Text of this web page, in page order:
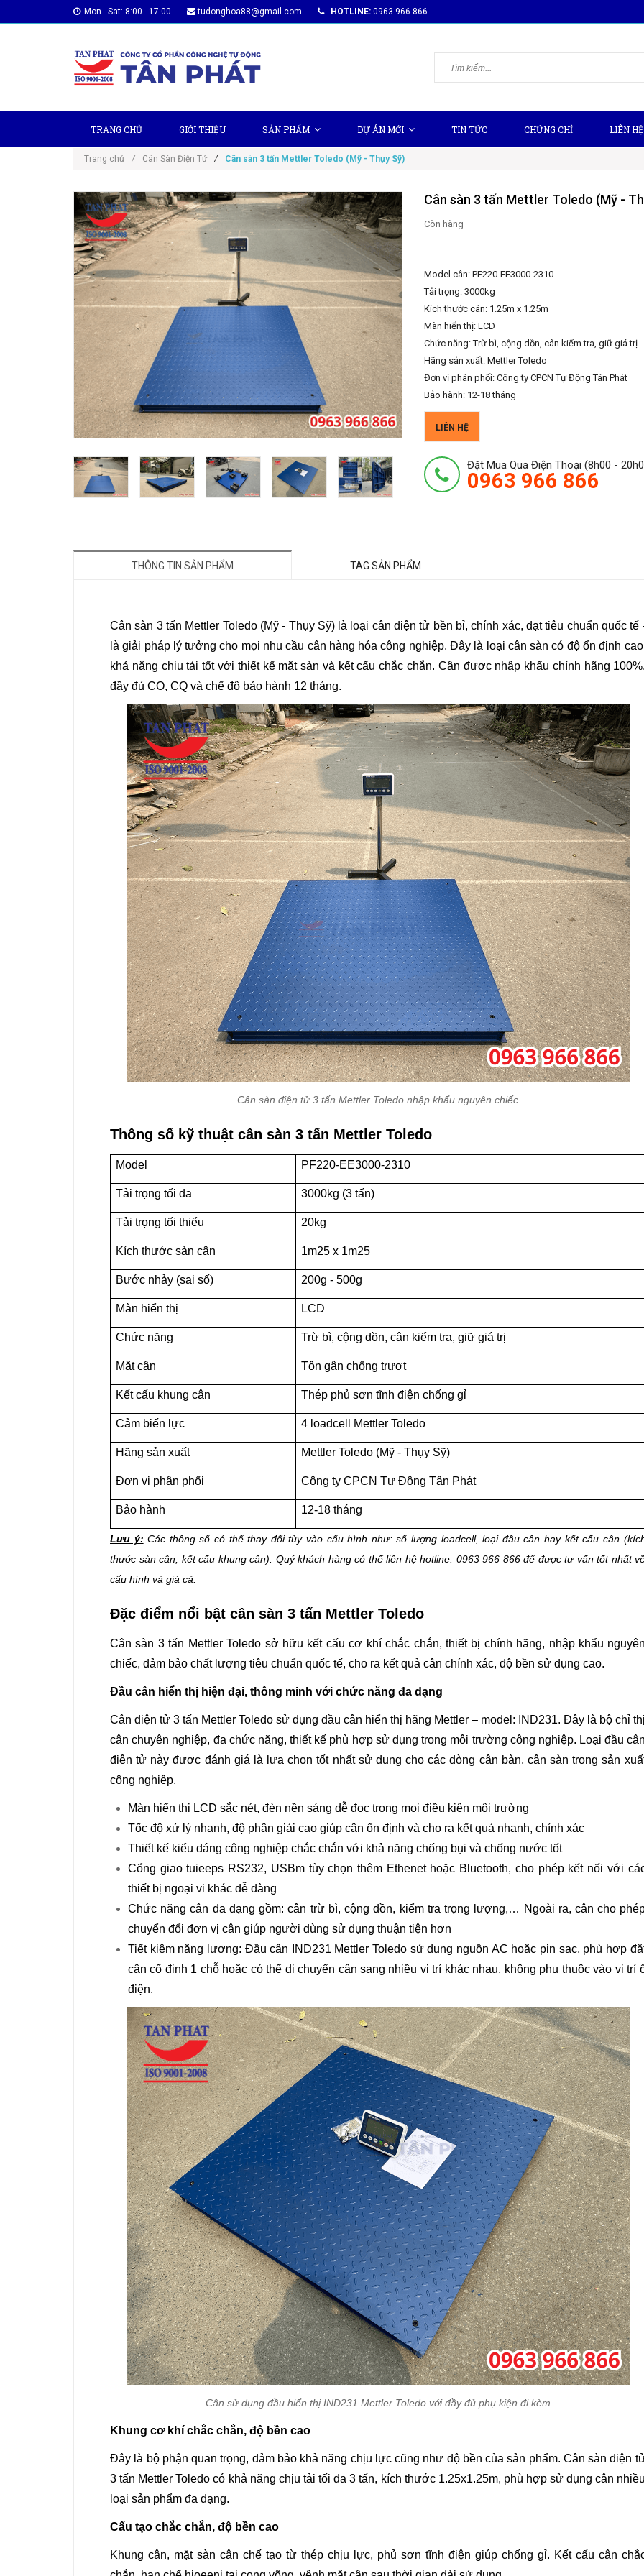
Mon - Sat: 8:00 - 17:00 tudonghoa88@gmail.com HOTLINE: 0963 966 866
TRANG CHỦ GIỚI THIỆU SẢN PHẨM DỰ ÁN MỚI TIN TỨC CHỨNG CHỈ LIÊN HỆ
Trang chủ / Cân Sàn Điện Tử / Cân sàn 3 tấn Mettler Toledo (Mỹ - Thụy Sỹ)
Cân sàn 3 tấn Mettler Toledo (Mỹ -
Còn hàng
Model cân: PF220-EE3000-2310
Tải trọng: 3000kg
Kích thước cân: 1.25m x 1.25m
Màn hiển thị: LCD
Chức năng: Trừ bì, cộng dồn, cân kiểm tra, giữ giá trị
Hãng sản xuất: Mettler Toledo
Đơn vị phân phối: Công ty CPCN Tự Động Tân Phát
Bảo hành: 12-18 tháng
LIÊN HỆ
Đặt Mua Qua Điện Thoại (8h00 -
0963 966 866
THÔNG TIN SẢN PHẨM TAG SẢN PHẨM
Cân sàn 3 tấn Mettler Toledo (Mỹ - Thụy Sỹ) là loại cân điện tử bền bỉ, chính xác, đạt tiêu chuẩn quốc tế
là giải pháp lý tưởng cho mọi nhu cầu cân hàng hóa công nghiệp. Đây là loại cân sàn có độ ổn định
khả năng chịu tải tốt với thiết kế mặt sàn và kết cấu chắc chắn. Cân được nhập khẩu chính hãng
đầy đủ CO, CQ và chế độ bảo hành 12 tháng.
Cân sàn điện tử 3 tấn Mettler Toledo nhập khẩu nguyên chiếc
Thông số kỹ thuật cân sàn 3 tấn Mettler Toledo
Model PF220-EE3000-2310
Tải trọng tối đa 3000kg (3 tấn)
Tải trọng tối thiểu 20kg
Kích thước sàn cân 1m25 x 1m25
Bước nhảy (sai số) 200g - 500g
Màn hiển thị LCD
Chức năng Trừ bì, cộng dồn, cân kiểm tra, giữ giá trị
Mặt cân Tôn gân chống trượt
Kết cấu khung cân Thép phủ sơn tĩnh điện chống gỉ
Cảm biến lực 4 loadcell Mettler Toledo
Hãng sản xuất Mettler Toledo (Mỹ - Thụy Sỹ)
Đơn vị phân phối Công ty CPCN Tự Động Tân Phát
Bảo hành 12-18 tháng
Lưu ý: Các thông số có thể thay đổi tùy vào cấu hình như: số lượng loadcell, loại đầu cân hay kết cấu cân
thước sàn cân, kết cấu khung cân). Quý khách hàng có thể liên hệ hotline: 0963 966 866 để được tư vấn tốt nhất
cấu hình và giá cả.
Đặc điểm nổi bật cân sàn 3 tấn Mettler Toledo
Cân sàn 3 tấn Mettler Toledo sở hữu kết cấu cơ khí chắc chắn, thiết bị chính hãng, nhập khẩu
chiếc, đảm bảo chất lượng tiêu chuẩn quốc tế, cho ra kết quả cân chính xác, độ bền sử dụng cao.
Đầu cân hiển thị hiện đại, thông minh với chức năng đa dạng
Cân điện tử 3 tấn Mettler Toledo sử dụng đầu cân hiển thị hãng Mettler – model: IND231. Đây là bộ chỉ
cân chuyên nghiệp, đa chức năng, thiết kế phù hợp sử dụng trong môi trường công nghiệp. Loại đầu
điện tử này được đánh giá là lựa chọn tốt nhất sử dụng cho các dòng cân bàn, cân sàn trong sản
công nghiệp.
Màn hiển thị LCD sắc nét, đèn nền sáng dễ đọc trong mọi điều kiện môi trường
Tốc độ xử lý nhanh, độ phân giải cao giúp cân ổn định và cho ra kết quả nhanh, chính xác
Thiết kế kiểu dáng công nghiệp chắc chắn với khả năng chống bụi và chống nước tốt
Cổng giao tuieeps RS232, USBm tùy chọn thêm Ethenet hoặc Bluetooth, cho phép kết nối với
thiết bị ngoại vi khác dễ dàng
Chức năng cân đa dạng gồm: cân trừ bì, cộng dồn, kiểm tra trọng lượng,… Ngoài ra, cân cho
chuyển đổi đơn vị cân giúp người dùng sử dụng thuận tiện hơn
Tiết kiệm năng lượng: Đầu cân IND231 Mettler Toledo sử dụng nguồn AC hoặc pin sạc, phù hợp
cân cố định 1 chỗ hoặc có thể di chuyển cân sang nhiều vị trí khác nhau, không phụ thuộc vào vị trí
điện.
Cân sử dụng đầu hiển thị IND231 Mettler Toledo với đầy đủ phụ kiện đi kèm
Khung cơ khí chắc chắn, độ bền cao
Đây là bộ phận quan trọng, đảm bảo khả năng chịu lực cũng như độ bền của sản phẩm. Cân sàn điện
3 tấn Mettler Toledo có khả năng chịu tải tối đa 3 tấn, kích thước 1.25x1.25m, phù hợp sử dụng cân
loại sản phẩm đa dạng.
Cấu tạo chắc chắn, độ bền cao
Khung cân, mặt sàn cân chế tạo từ thép chịu lực, phủ sơn tĩnh điện giúp chống gỉ. Kết cấu cân